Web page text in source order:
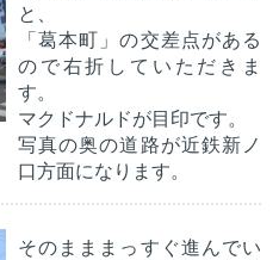
と、
「葛本町」の交差点がある
ので右折していただきま
す。
マクドナルドが目印です。
写真の奥の道路が近鉄新ノ
口方面になります。
そのまままっすぐ進んでい